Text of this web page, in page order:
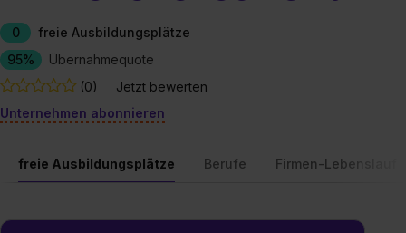
0
freie Ausbildungsplätze
95%
Übernahmequote
(0)
Jetzt bewerten
Unternehmen abonnieren
freie Ausbildungsplätze Berufe Firmen-Lebenslauf